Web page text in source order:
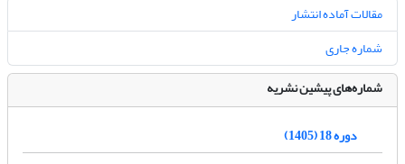
مقالات آماده انتشار
شماره جاری
شماره‌های پیشین نشریه
دوره 18 (1405)